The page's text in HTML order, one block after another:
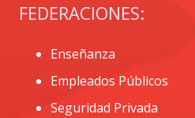
FEDERACIONES:
Enseñanza
Empleados Públicos
Seguridad Privada